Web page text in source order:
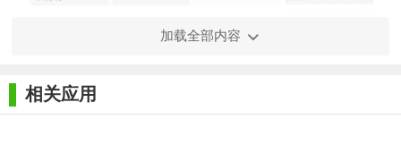
加载全部内容
相关应用